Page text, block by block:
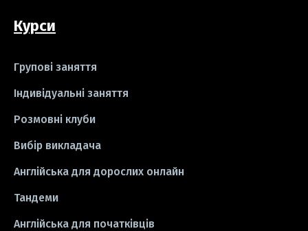
#пісні
#школа #ігри
#СV #резюме
#idioms
Курси
Групові заняття
Індивідуальні заняття
Розмовні клуби
Вибір викладача
Англійська для дорослих онлайн
Тандеми
Англійська для початківців